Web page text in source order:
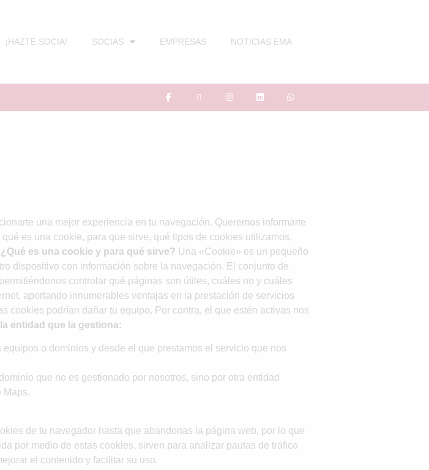
¡HAZTE SOCIA! SOCIAS EMPRESAS NOTICIAS EMA
una mejor experiencia en tu navegación. Queremos informarte
es una cookie, para que sirve, qué tipos de cookies utilizamos,
¿Qué es una cookie y para qué sirve? Una «Cookie» es un pequeño
dispositivo con información sobre la navegación. El conjunto de
controlar qué páginas son útiles, cuáles no y cuáles
aportando innumerables ventajas en la prestación de servicios
cookies podrían dañar tu equipo. Por contra, el que estén activas nos
entidad que la gestiona:
o dominios y desde el que prestamos el servicio que nos
que no es gestionado por nosotros, sino por otra entidad
Maps.
de tu navegador hasta que abandonas la página web, por lo que
por medio de estas cookies, sirven para analizar pautas de tráfico
el contenido y facilitar su uso.